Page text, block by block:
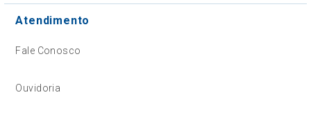
Atendimento
Fale Conosco
Ouvidoria